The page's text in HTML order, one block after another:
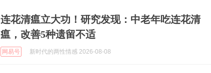
连花清瘟立大功！研究发现：中老年吃连花清
瘟，改善5种遗留不适
网易号 新时代的两性情感 2026-08-08